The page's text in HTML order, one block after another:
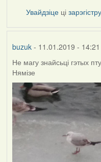
Увайдзіце ці
buzuk- 11.01.2019 - 14:21
Не магу знайсьці гэтых
Нямізе